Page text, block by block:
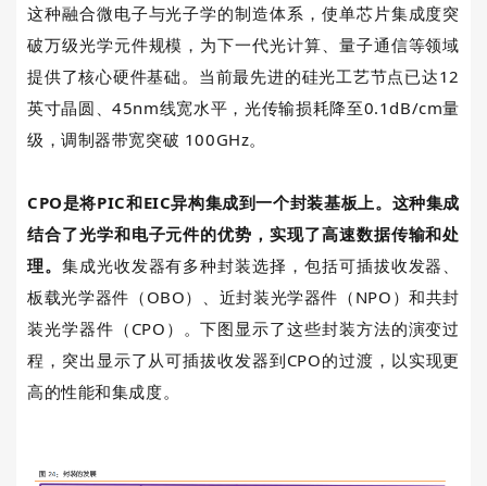
这种融合微电子与光子学的制造体系，使单芯片集成度突
破万级光学元件规模，为下一代光计算、量子通信等领域
提供了核心硬件基础。当前最先进的硅光工艺节点已达12
英寸晶圆、45nm线宽水平，光传输损耗降至0.1dB/cm量
级，调制器带宽突破 100GHz。
CPO是将PIC和EIC异构集成到一个封装基板上。这种集成
结合了光学和电子元件的优势，实现了高速数据传输和处
理。 集成光收发器有多种封装选择，包括可插拔收发器、
板载光学器件（ OBO）、近封装光学器件（ NPO ）和共封
装光学器件（ CPO ）。下图显示了这些封装方法的演变过
程，突出显示了从可插拔收发器到CPO的过渡，以实现更
高的性能和集成度。